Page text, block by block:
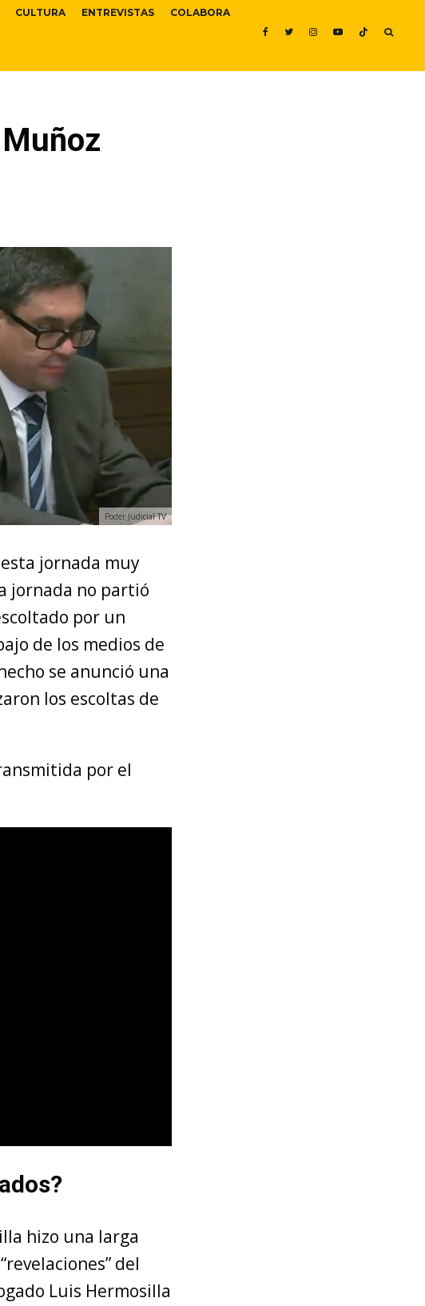
CULTURA ENTREVISTAS COLABORA
Poder Judicial TV
jornada muy
jornada no partió
por un
de los medios de
se anunció una
los escoltas de
por el
hizo una larga
del
Luis Hermosilla